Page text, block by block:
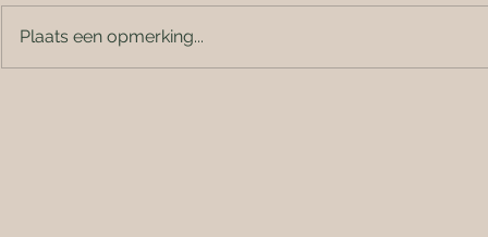
Plaats een opmerking...